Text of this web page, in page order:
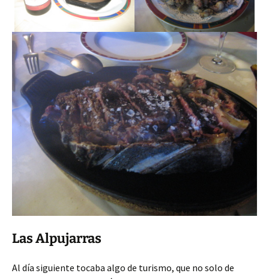
Las Alpujarras
Al día siguiente tocaba algo de turismo, que no solo de